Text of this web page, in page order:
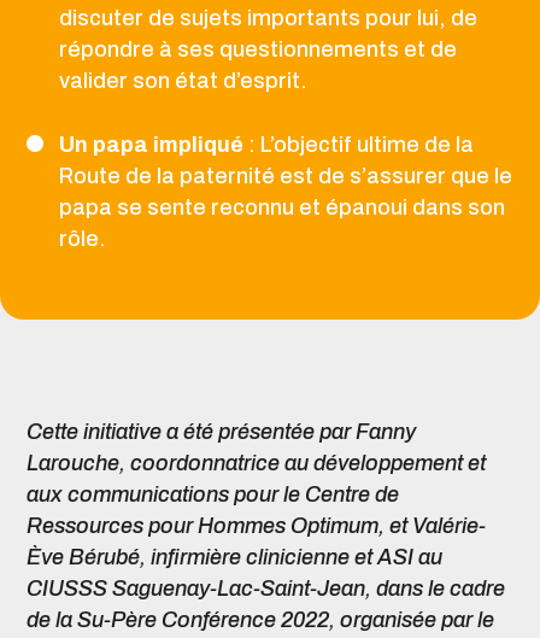
discuter de sujets importants pour lui, de
répondre à ses questionnements et de
valider son état d’esprit.
Un papa impliqué : L’objectif ultime de la
Route de la paternité est de s’assurer que le
papa se sente reconnu et épanoui dans son
rôle.
Cette initiative a été présentée par Fanny
Larouche, coordonnatrice au développement et
aux communications pour le Centre de
Ressources pour Hommes Optimum, et Valérie-
Ève Bérubé, infirmière clinicienne et ASI au
CIUSSS Saguenay-Lac-Saint-Jean, dans le cadre
de la Su-Père Conférence 2022, organisée par le